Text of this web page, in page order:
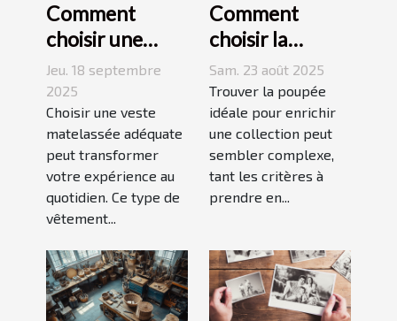
Comment
choisir une
veste
matelassée
adaptée à votre
style de vie ?
Jeu. 18 septembre
2025
Choisir une veste
matelassée adéquate
peut transformer
votre expérience au
quotidien. Ce type de
vêtement...
Comment
choisir la
poupée
parfaite pour
votre collection
unique ?
Sam. 23 août 2025
Trouver la poupée
idéale pour enrichir
une collection peut
sembler complexe,
tant les critères à
prendre en...